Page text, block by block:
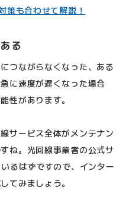
策も合わせて解説！
る
つながらなくなった、ある
に速度が遅くなった場合
性があります。
サービス全体がメンテナン
ね。光回線事業者の公式サ
るはずですので、インター
てみましょう。